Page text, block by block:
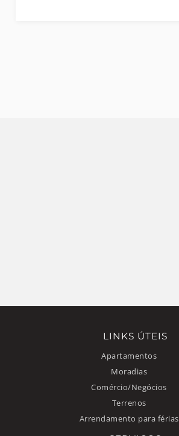
LINKS ÚTEIS
Apartamentos
Moradias
Comércio/Negócios
Terrenos
Arrendamento para férias